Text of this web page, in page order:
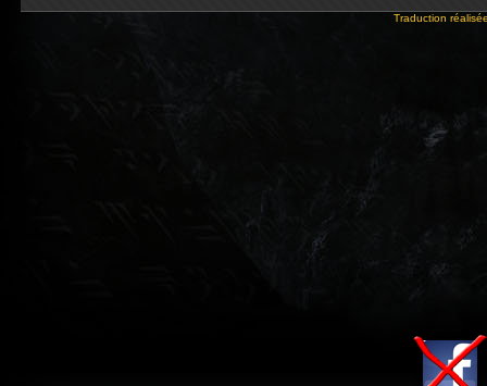
Traduction